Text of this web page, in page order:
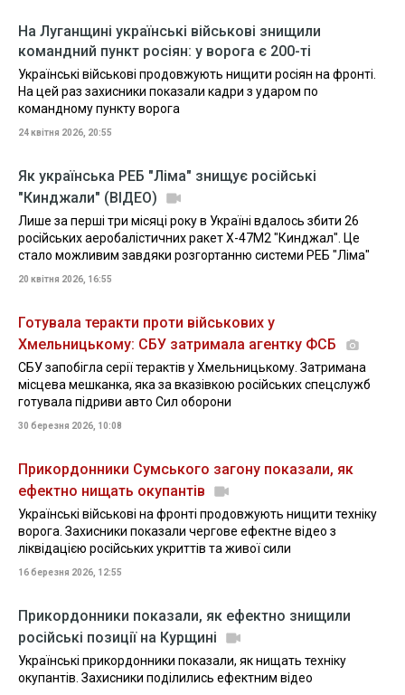
На Луганщині українські військові знищили
командний пункт росіян: у ворога є 200-ті
Українські військові продовжують нищити росіян на фронті.
На цей раз захисники показали кадри з ударом по
командному пункту ворога
24 квітня 2026, 20:55
Як українська РЕБ "Ліма" знищує російські
"Кинджали" (ВІДЕО)
Лише за перші три місяці року в Україні вдалось збити 26
російських аеробалістичних ракет Х-47М2 "Кинджал". Це
стало можливим завдяки розгортанню системи РЕБ "Ліма"
20 квітня 2026, 16:55
Готувала теракти проти військових у
Хмельницькому: СБУ затримала агентку ФСБ
СБУ запобігла серії терактів у Хмельницькому. Затримана
місцева мешканка, яка за вказівкою російських спецслужб
готувала підриви авто Сил оборони
30 березня 2026, 10:08
Прикордонники Сумського загону показали, як
ефектно нищать окупантів
Українські військові на фронті продовжують нищити техніку
ворога. Захисники показали чергове ефектне відео з
ліквідацією російських укриттів та живої сили
16 березня 2026, 12:55
Прикордонники показали, як ефектно знищили
російські позиції на Курщині
Українські прикордонники показали, як нищать техніку
окупантів. Захисники поділились ефектним відео